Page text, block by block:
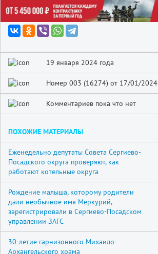
19 января 2024 года
Номер 003 (16274) от 17/01/2024
Комментариев пока что нет
ПОХОЖИЕ МАТЕРИАЛЫ
Еженедельно депутаты Совета Сергиево-
Посадского округа проверяют, как
работают котельные округа
Рождение малыша, которому родители
дали необычное имя Меркурий,
зарегистрировали в Сергиево-Посадском
управлении ЗАГС
30-летие гарнизонного Михаило-
Архангельского храма